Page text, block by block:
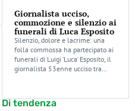
Giornalista ucciso,
commozione e silenzio ai
funerali di Luca Esposito
Silenzio, dolore e lacrime: una
folla commossa ha partecipato ai
funerali di Luigi ‘Luca’ Esposito, il
giornalista 53enne ucciso tra…
Di tendenza